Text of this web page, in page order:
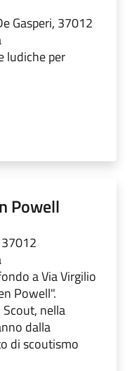
Gasperi, 37012
ludiche per
Powell
a Via Virgilio
Powell".
nella
dalla
di scoutismo